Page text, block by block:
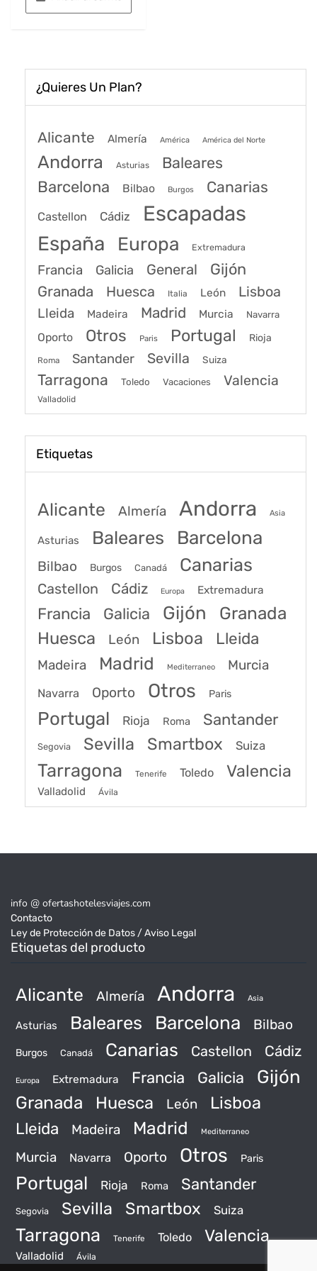
era:es:
¿Quieres Un Plan?
Alicante Almería América América del Norte
Andorra Asturias Baleares
Barcelona Bilbao Burgos Canarias
Castellon Cádiz Escapadas
España Europa Extremadura
Francia Galicia General Gijón
Granada Huesca Italia León Lisboa
Lleida Madeira Madrid Murcia Navarra
Oporto Otros Paris Portugal Rioja
Roma Santander Sevilla Suiza
Tarragona Toledo Vacaciones Valencia
Valladolid
Etiquetas
Alicante Almería Andorra Asia
Asturias Baleares Barcelona
Bilbao Burgos Canadá Canarias
Castellon Cádiz Europa Extremadura
Francia Galicia Gijón Granada
Huesca León Lisboa Lleida
Madeira Madrid Mediterraneo Murcia
Navarra Oporto Otros Paris
Portugal Rioja Roma Santander
Segovia Sevilla Smartbox Suiza
Tarragona Tenerife Toledo Valencia
Valladolid Ávila
info @ ofertashotelesviajes.com
Contacto
Ley de Protección de Datos / Aviso Legal
Etiquetas del producto
Alicante Almería Andorra Asia
Asturias Baleares Barcelona Bilbao
Burgos Canadá Canarias Castellon Cádiz
Europa Extremadura Francia Galicia Gijón
Granada Huesca León Lisboa
Lleida Madeira Madrid Mediterraneo
Murcia Navarra Oporto Otros Paris
Portugal Rioja Roma Santander
Segovia Sevilla Smartbox Suiza
Tarragona Tenerife Toledo Valencia
Valladolid Ávila